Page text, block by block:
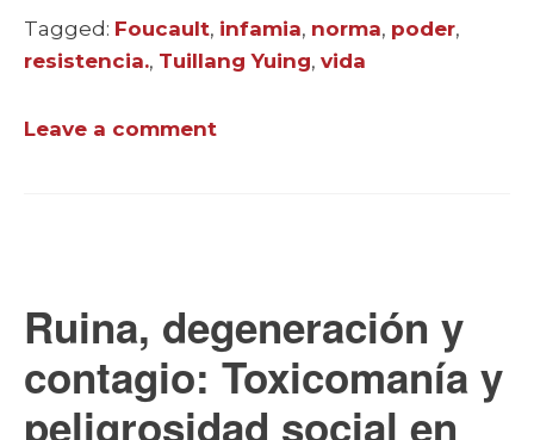
Tagged: Tags
Foucault, infamia, norma, poder,
resistencia., Tuillang Yuing, vida
Leave a comment
Ruina, degeneración y
contagio: Toxicomanía y
peligrosidad social en